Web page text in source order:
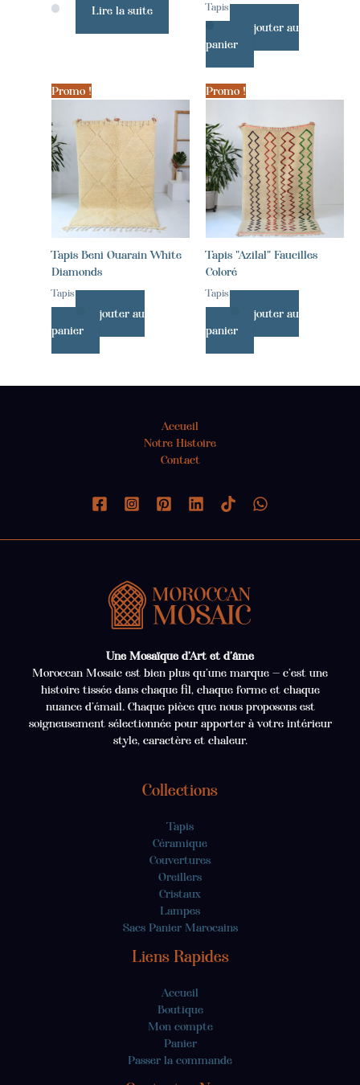
Lire la suite Tapis
Ajouter au
panier
Promo !
Tapis Beni Ouarain White
Diamonds
Tapis
Ajouter au
panier
Promo !
Tapis "Azilal" Faucilles
Coloré
Tapis
Ajouter au
panier
Accueil
Notre Histoire
Contact
Une Mosaïque d’Art et d’âme
Moroccan Mosaic est bien plus qu’une marque — c’est une
histoire tissée dans chaque fil, chaque forme et chaque
nuance d’émail. Chaque pièce que nous proposons est
soigneusement sélectionnée pour apporter à votre intérieur
style, caractère et chaleur.
Collections
Tapis
Céramique
Couvertures
Oreillers
Cristaux
Lampes
Sacs Panier Marocains
Liens Rapides
Accueil
Boutique
Mon compte
Panier
Passer la commande